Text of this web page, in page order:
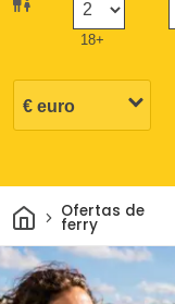
18+
CasaOfertas de
ferry